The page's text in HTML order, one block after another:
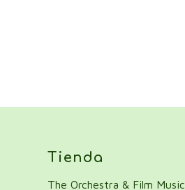
Tienda
The Orchestra & Film Music